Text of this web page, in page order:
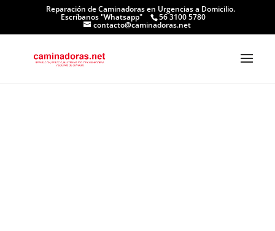
Reparación de Caminadoras en Urgencias a Domicilio.
Escríbanos "Whatsapp" 56 3100 5780
contacto@caminadoras.net